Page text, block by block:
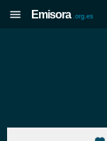
Emisora .org.es